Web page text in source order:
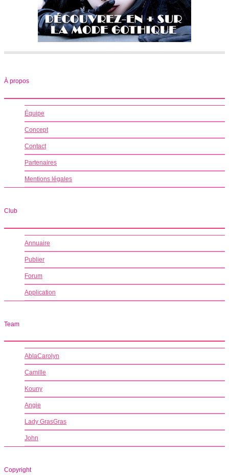
À propos
Équipe
Concept
Contact
Partenaires
Mentions légales
Club
Annuaire
Publier
Forum
Application
Team
AblaCarolyn
Camille
Kouny
Angie
Lady GrasGras
John
Copyright